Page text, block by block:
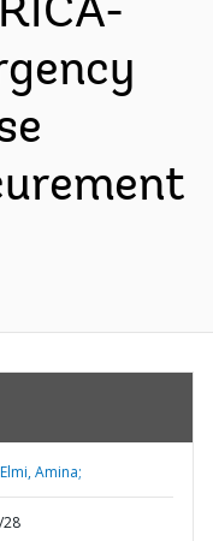
Amina;
28